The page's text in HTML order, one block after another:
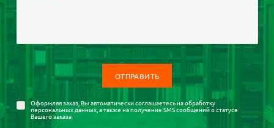
Оформляя заказ, Вы автоматически соглашаетесь наобработку
персональных данных, а также на получение SMS сообщений о статусе
Вашего заказа